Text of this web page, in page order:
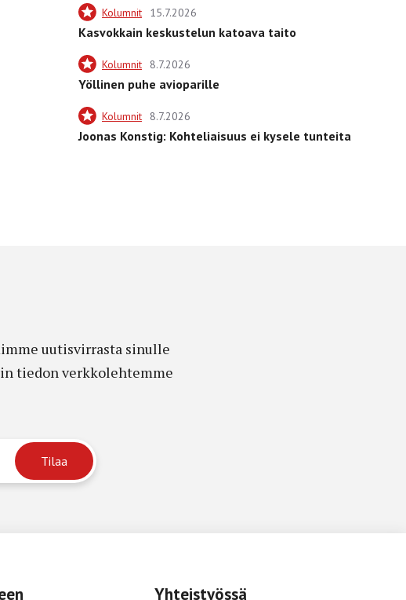
Kolumnit 15.7.2026
Kasvokkain keskustelun katoava taito
Kolumnit 8.7.2026
Yöllinen puhe avioparille
Kolumnit 8.7.2026
Joonas Konstig: Kohteliaisuus ei kysele tunteita
uutisvirrasta sinulle
tiedon verkkolehtemme
Yhteistyössä